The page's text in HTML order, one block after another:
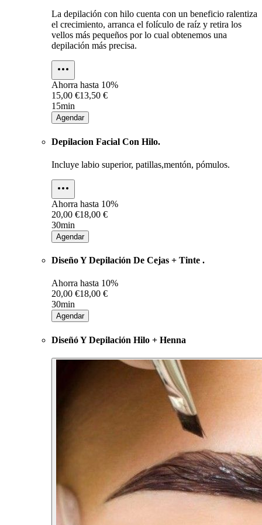
La depilación con hilo cuenta con un beneficio ralentiza
el crecimiento, arranca el folículo de raíz y retira los
vellos más pequeños por lo cual obtenemos una
depilación más precisa.
Ahorra hasta 10%
15,00 €13,50 €
15min
Agendar
Depilacion Facial Con Hilo.
Incluye labio superior, patillas,mentón, pómulos.
Ahorra hasta 10%
20,00 €18,00 €
30min
Agendar
Diseño Y Depilación De Cejas + Tinte .
Ahorra hasta 10%
20,00 €18,00 €
30min
Agendar
Diseñó Y Depilación Hilo + Henna